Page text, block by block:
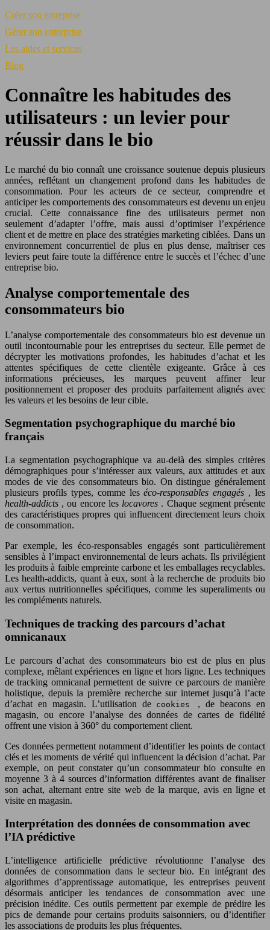
Créer son entreprise
Gérer son entreprise
Les aides et services
Blog
Connaître les habitudes des
utilisateurs : un levier pour
réussir dans le bio
Le marché du bio connaît une croissance soutenue depuis plusieurs
années, reflétant un changement profond dans les habitudes de
consommation. Pour les acteurs de ce secteur, comprendre et
anticiper les comportements des consommateurs est devenu un enjeu
crucial. Cette connaissance fine des utilisateurs permet non
seulement d’adapter l’offre, mais aussi d’optimiser l’expérience
client et de mettre en place des stratégies marketing ciblées. Dans un
environnement concurrentiel de plus en plus dense, maîtriser ces
leviers peut faire toute la différence entre le succès et l’échec d’une
entreprise bio.
Analyse comportementale des
consommateurs bio
L’analyse comportementale des consommateurs bio est devenue un
outil incontournable pour les entreprises du secteur. Elle permet de
décrypter les motivations profondes, les habitudes d’achat et les
attentes spécifiques de cette clientèle exigeante. Grâce à ces
informations précieuses, les marques peuvent affiner leur
positionnement et proposer des produits parfaitement alignés avec
les valeurs et les besoins de leur cible.
Segmentation psychographique du marché bio
français
La segmentation psychographique va au-delà des simples critères
démographiques pour s’intéresser aux valeurs, aux attitudes et aux
modes de vie des consommateurs bio. On distingue généralement
plusieurs profils types, comme leséco-responsables engagés , les
health-addicts , ou encore les locavores . Chaque segment présente
des caractéristiques propres qui influencent directement leurs choix
de consommation.
Par exemple, les éco-responsables engagés sont particulièrement
sensibles à l’impact environnemental de leurs achats. Ils privilégient
les produits à faible empreinte carbone et les emballages recyclables.
Les health-addicts, quant à eux, sont à la recherche de produits bio
aux vertus nutritionnelles spécifiques, comme les superaliments ou
les compléments naturels.
Techniques de tracking des parcours d’achat
omnicanaux
Le parcours d’achat des consommateurs bio est de plus en plus
complexe, mêlant expériences en ligne et hors ligne. Les techniques
de tracking omnicanal permettent de suivre ce parcours de manière
holistique, depuis la première recherche sur internet jusqu’à l’acte
d’achat en magasin. L’utilisation de cookies , de beacons en
magasin, ou encore l’analyse des données de cartes de fidélité
offrent une vision à 360° du comportement client.
Ces données permettent notamment d’identifier les points de contact
clés et les moments de vérité qui influencent la décision d’achat. Par
exemple, on peut constater qu’un consommateur bio consulte en
moyenne 3 à 4 sources d’information différentes avant de finaliser
son achat, alternant entre site web de la marque, avis en ligne et
visite en magasin.
Interprétation des données de consommation avec
l’IA prédictive
L’intelligence artificielle prédictive révolutionne l’analyse des
données de consommation dans le secteur bio. En intégrant des
algorithmes d’apprentissage automatique, les entreprises peuvent
désormais anticiper les tendances de consommation avec une
précision inédite. Ces outils permettent par exemple de prédire les
pics de demande pour certains produits saisonniers, ou d’identifier
les associations de produits les plus fréquentes.